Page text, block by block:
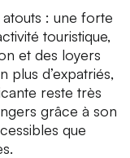
: une forte
touristique,
et des loyers
plus d’expatriés,
reste très
grâce à son
que